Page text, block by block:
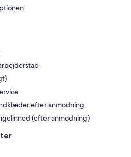
efter anmodning
(efter anmodning)